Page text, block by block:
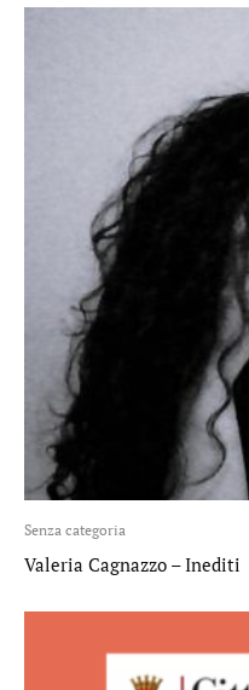
Senza categoria
Valeria Cagnazzo – Inediti